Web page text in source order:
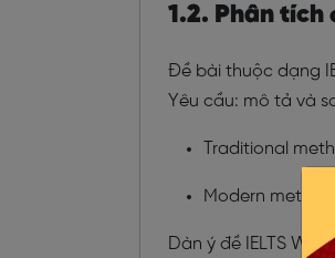
1.2. Phân tích
Đề bài thuộc dạng
Yêu cầu: mô tả và
Traditional
Modern
Dàn ý đề IELTS